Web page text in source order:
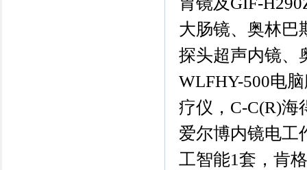
大肠镜、奥林巴
探头超声内镜、
WLFHY-500电
疗仪，C-C(R)海
爱尔博内镜电工
工智能1套，肯